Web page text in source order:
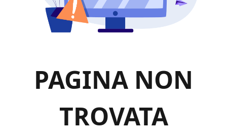
PAGINA NON
TROVATA